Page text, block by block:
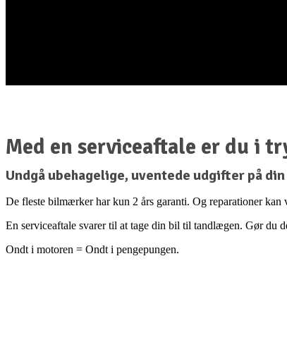
Med en serviceaftale er du i
Undgå ubehagelige, uventede udgifter på
De fleste bilmærker har kun 2 års garanti. Og reparationer
En serviceaftale svarer til at tage din bil til tandlægen. Gør du
Ondt i motoren = Ondt i pengepungen.